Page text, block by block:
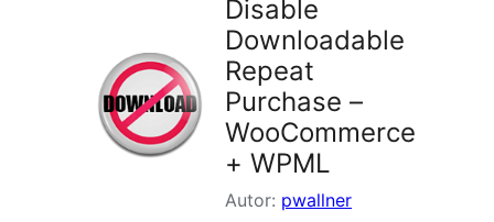
Disable
Downloadable
Repeat
Purchase –
WooCommerce
+ WPML
Autor: pwallner